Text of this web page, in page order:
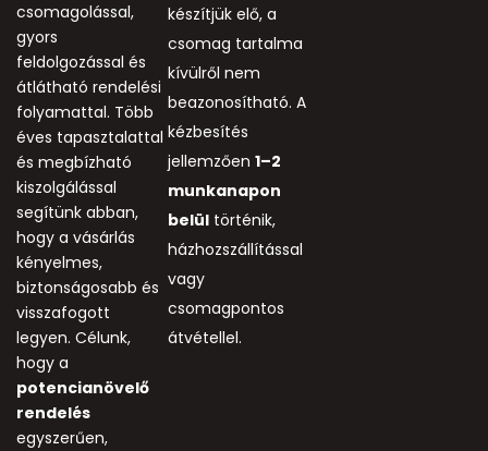
csomagolással,
gyors
feldolgozással és
átlátható rendelési
folyamattal. Több
éves tapasztalattal
és megbízható
kiszolgálással
segítünk abban,
hogy a vásárlás
kényelmes,
biztonságosabb és
visszafogott
legyen. Célunk,
hogy a
potencianövelő
rendelés
egyszerűen,
készítjük elő, a
csomag tartalma
kívülről nem
beazonosítható. A
kézbesítés
jellemzően1–2
munkanapon
belül történik,
házhozszállítással
vagy
csomagpontos
átvétellel.